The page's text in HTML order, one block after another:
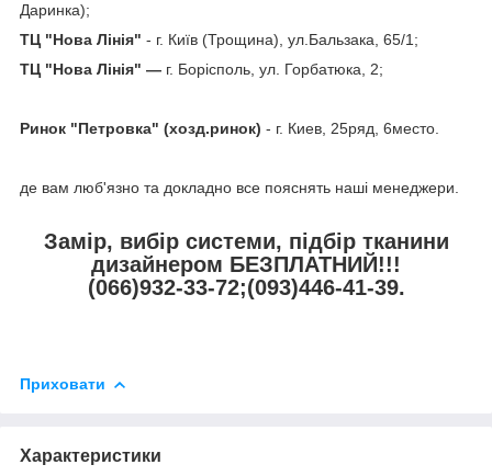
Даринка);
ТЦ "Нова Лінія" - г. Київ (Трощина), ул.Бальзака, 65/1;
ТЦ "Нова Лінія" — г. Борісполь, ул. Горбатюка, 2;
Ринок "Петровка" (хозд.ринок) - г. Киев, 25ряд, 6место.
де вам люб'язно та докладно все пояснять наші менеджери.
Замір, вибір системи, підбір тканини
дизайнером БЕЗПЛАТНИЙ!!!
(066)932-33-72;(093)446-41-39.
Приховати
Характеристики